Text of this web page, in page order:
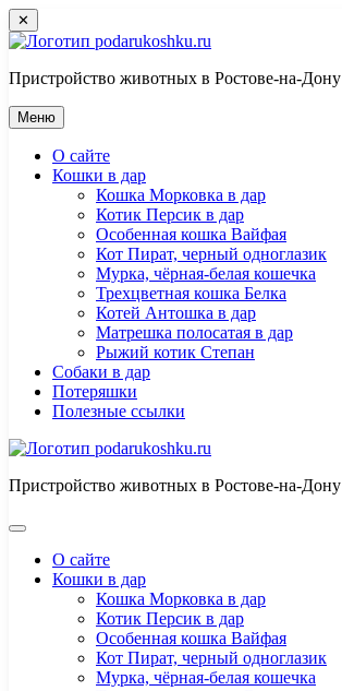
Перейти
к
✕
Пристройство животных в Ростове-на-Дону
Меню
О сайте
Кошки в дар
Кошка Морковка в дар
Котик Персик в дар
Особенная кошка Вайфая
Кот Пират, черный одноглазик
Мурка, чёрная-белая кошечка
Трехцветная кошка Белка
Котей Антошка в дар
Матрешка полосатая в дар
Рыжий котик Степан
Собаки в дар
Потеряшки
Полезные ссылки
Пристройство животных в Ростове-на-Дону
О сайте
Кошки в дар
Кошка Морковка в дар
Котик Персик в дар
Особенная кошка Вайфая
Кот Пират, черный одноглазик
Мурка, чёрная-белая кошечка